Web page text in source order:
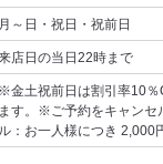
月～日・祝日・祝前日
店日の当日22時まで
※金土祝前日は割引率10％
ます。※ご予約をキャンセ
ル：お一人様につき 2,000